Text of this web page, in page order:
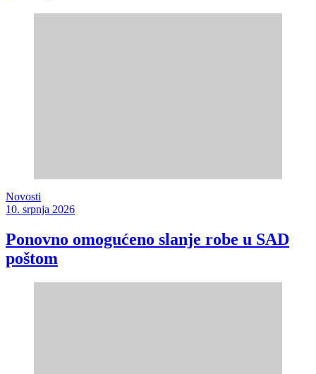
Novosti
10. srpnja 2026
Ponovno omogućeno slanje robe u SAD
poštom